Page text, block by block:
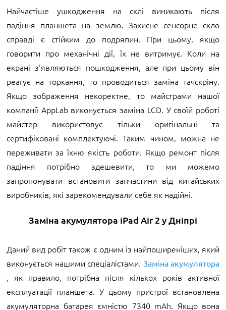
Найчастіше ушкодження на склі виникають після
падіння планшета на землю. Захисне сенсорне скло
справді є стійким до подряпин. При цьому, якщо
говорити про механічні дії, їх не витримує. Коли на
екрані з'являються пошкодження, але при цьому він
реагує на торкання, то проводиться заміна тачскріну.
Якщо зображення некоректне, то майстрами нашої
компанії AppLab виконується заміна LCD. У своїй роботі
майстер використовує тільки оригінальні та
сертифіковані комплектуючі. Таким чином, можна не
переживати за їхню якість роботи. Якщо ремонт після
падіння потрібно здешевити, то ми можемо
запропонувати встановити запчастини від китайських
виробників, які зарекомендували себе як надійні.
Заміна акумулятора iPad Air 2 у Дніпрі
Даний вид робіт також є одним із найпоширеніших, який
виконується нашими спеціалістами. Заміна акумулятора
, як правило, потрібна після кількох років активної
експлуатації планшета. У цьому пристрої встановлена
акумуляторна батарея ємністю 7340 mAh. Якщо вона